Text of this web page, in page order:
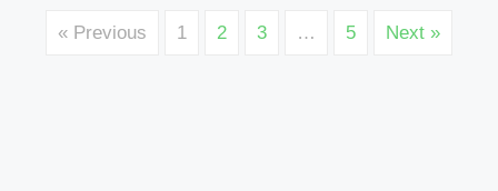
« Previous 1 2 3 … 5 Next »